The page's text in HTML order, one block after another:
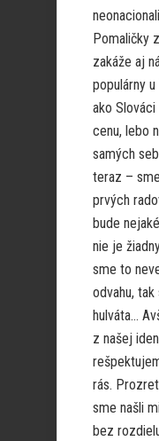
Pomaličky
zakáže aj
populárny
ako
cenu, lebo
samých
teraz –
prvých
bude
nie je
sme to
odvahu,
hulváta…
z našej
rás.
sme našli
bez